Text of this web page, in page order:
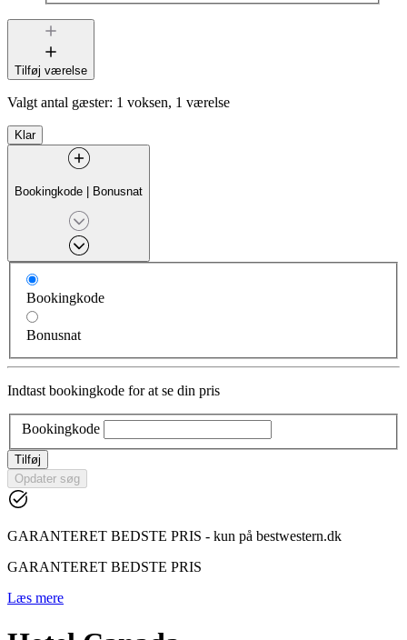
Tilføj værelse
Valgt antal gæster: 1 voksen, 1 værelse
Klar
Bookingkode | Bonusnat
Bookingkode
Bonusnat
Indtast bookingkode for at se din pris
Bookingkode
Tilføj
Opdater søg
GARANTERET BEDSTE PRIS - kun på bestwestern.dk
GARANTERET BEDSTE PRIS
Læs mere